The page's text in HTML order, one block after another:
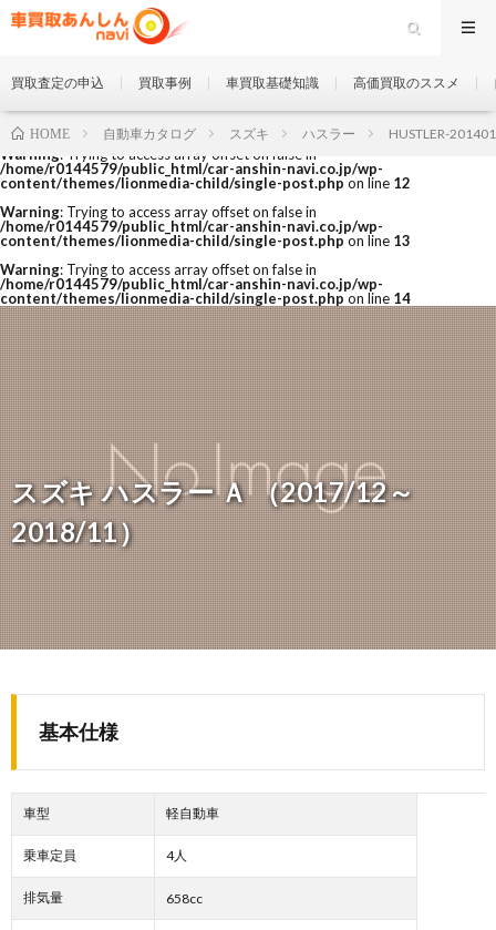
Warning: Trying to access array offset on false in
/home/r0144579/public_html/car-anshin-navi.co.jp/wp-
content/themes/lionmedia-child/single-post.php on line 12
Warning: Trying to access array offset on false in
/home/r0144579/public_html/car-anshin-navi.co.jp/wp-
content/themes/lionmedia-child/single-post.php on line 13
Warning: Trying to access array offset on false in
/home/r0144579/public_html/car-anshin-navi.co.jp/wp-
content/themes/lionmedia-child/single-post.php on line 14
買取査定の申込 買取事例 車買取基礎知識 高価買取のススメ
スズキ ハスラー Ａ （2017/12～
2018/11）
HOME 自動車カタログ スズキ ハスラー HUSTLER-201401
基本仕様
車型 軽自動車
乗車定員 4人
排気量 658cc